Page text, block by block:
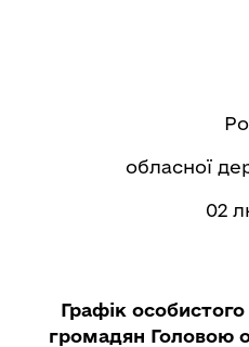
обласної
02
Графік
громадян Головою